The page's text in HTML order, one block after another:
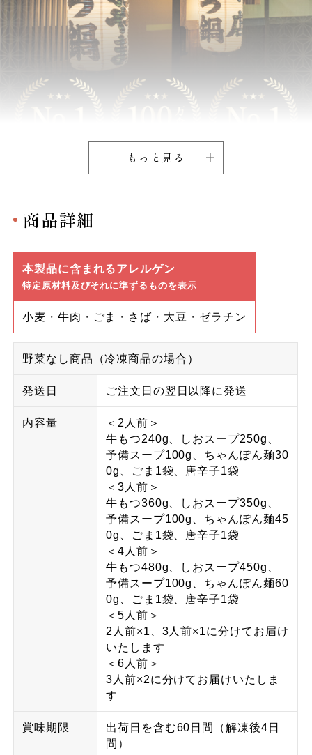
もっと見る
商品詳細
本製品に含まれるアレルゲン
特定原材料及びそれに準ずるものを表示
小麦・牛肉・ごま・さば・大豆・ゼラチン
野菜なし商品（冷凍商品の場合）
発送日 ご注文日の翌日以降に発送
内容量
＜2人前＞
牛もつ240g、しおスープ250g、
予備スープ100g、ちゃんぽん麺30
0g、ごま1袋、唐辛子1袋
＜3人前＞
牛もつ360g、しおスープ350g、
予備スープ100g、ちゃんぽん麺45
0g、ごま1袋、唐辛子1袋
＜4人前＞
牛もつ480g、しおスープ450g、
予備スープ100g、ちゃんぽん麺60
0g、ごま1袋、唐辛子1袋
＜5人前＞
2人前×1、3人前×1に分けてお届け
いたします
＜6人前＞
3人前×2に分けてお届けいたしま
す
賞味期限
出荷日を含む60日間（解凍後4日
間）